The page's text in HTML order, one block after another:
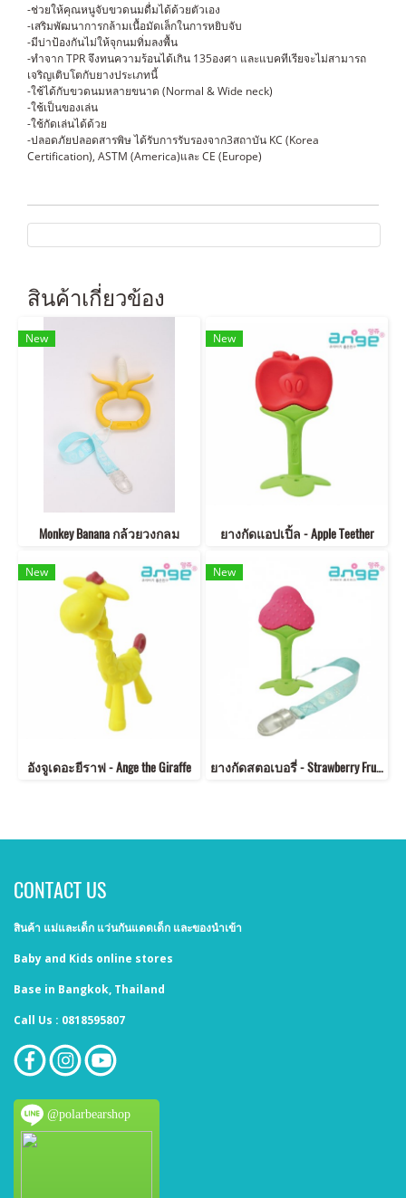
-ช่วยให้คุณหนูจับขวดนมดื่มได้ด้วยตัวเอง
-เสริมพัฒนาการกล้ามเนื้อมัดเล็กในการหยิบจับ
-มีบ่าป้องกันไม่ให้จุกนมทิ่มลงพื้น
-ทำจาก TPR จึงทนความร้อนได้เกิน 135องศา และแบคทีเรียจะไม่สามารถ
เจริญเติบโตกับยางประเภทนี้
-ใช้ได้กับขวดนมหลายขนาด (Normal & Wide neck)
-ใช้เป็นของเล่น
-ใช้กัดเล่นได้ด้วย
-ปลอดภัยปลอดสารพิษ ได้รับการรับรองจาก3สถาบัน KC (Korea
Certification), ASTM (America)และ CE (Europe)
สินค้าเกี่ยวข้อง
New
Monkey Banana กล้วยวงกลม
New
ยางกัดแอปเปิ้ล - Apple Teether
New
อังจูเดอะยีราฟ - Ange the Giraffe
New
ยางกัดสตอเบอรี่ - Strawberry Fruit Teether
CONTACT US
สินค้า แม่และเด็ก แว่นกันแดดเด็ก และของนำเข้า
Baby and Kids online stores
Base in Bangkok, Thailand
Call Us : 0818595807
@polarbearshop